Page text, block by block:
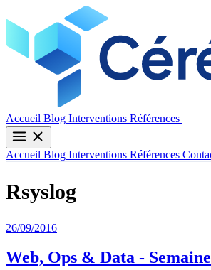
Accueil Blog Interventions Références
Accueil Blog Interventions Références
Rsyslog
26/09/2016
Web, Ops & Data -